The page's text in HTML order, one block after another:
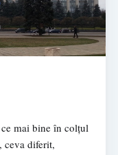
mai bine în colțul
ceva diferit,